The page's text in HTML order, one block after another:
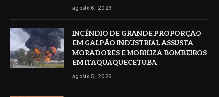
agosto 6, 2026
INCÊNDIO DE GRANDE PROPORÇÃO
EM GALPÃO INDUSTRIAL ASSUSTA
MORADORES E MOBILIZA BOMBEIROS
EM ITAQUAQUECETUBA
agosto 5, 2026